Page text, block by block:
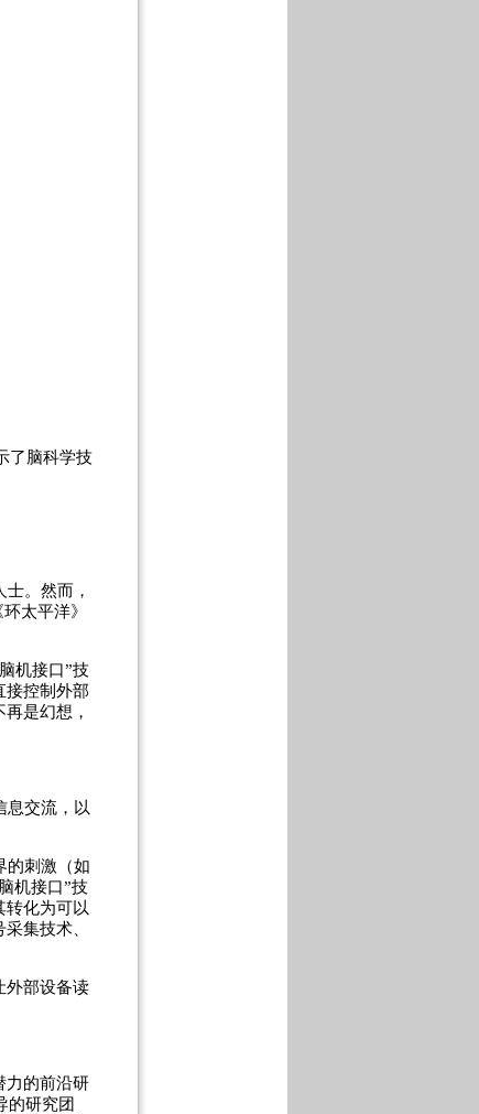
了脑科学技
。然而，
太平洋》
机接口”技
接控制外部
是幻想，
息交流，以
的刺激（如
机接口”技
转化为可以
集技术、
外部设备读
力的前沿研
的研究团